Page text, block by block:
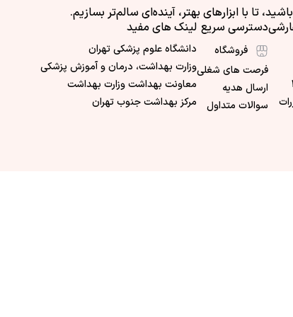
خانواده‌هایی که کودک یا نوزاد دارند
افرادی که در محیط‌های خشک یا دارای
می‌کنند
کسانی که پوست خشک و حساس دارند
تا با ابزارهای بهتر، آینده‌ای سالم‌تر بسازیم.
دسترسی سریع
فروشگاه
فرصت های شغلی
ارسال هدیه
سوالات متداول
لینک های مفید
دانشگاه علوم پزشکی تهران
وزارت بهداشت، درمان و آموزش پزشکی
معاونت بهداشت وزارت بهداشت
مرکز بهداشت جنوب تهران